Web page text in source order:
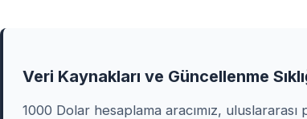
Veri Kaynakları ve Güncellenme
1000 Dolar hesaplama aracımız,